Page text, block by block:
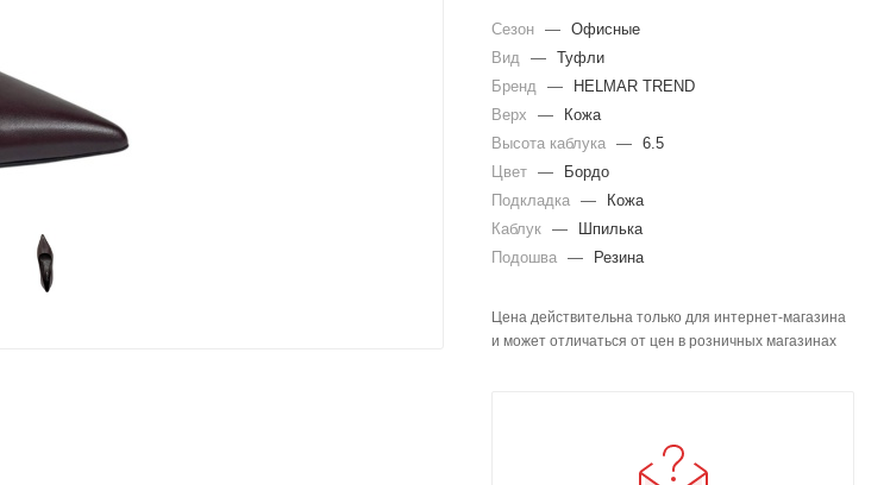
Сезон — Офисные
Вид — Туфли
Бренд —
HELMAR TREND
Верх
—
Кожа
Высота каблука — 6.5
Цвет —
Бордо
Подкладка —
Кожа
Каблук —
Шпилька
Подошва — Резина
Цена действительна только для интернет-магазина
и может отличаться от цен в розничных магазинах